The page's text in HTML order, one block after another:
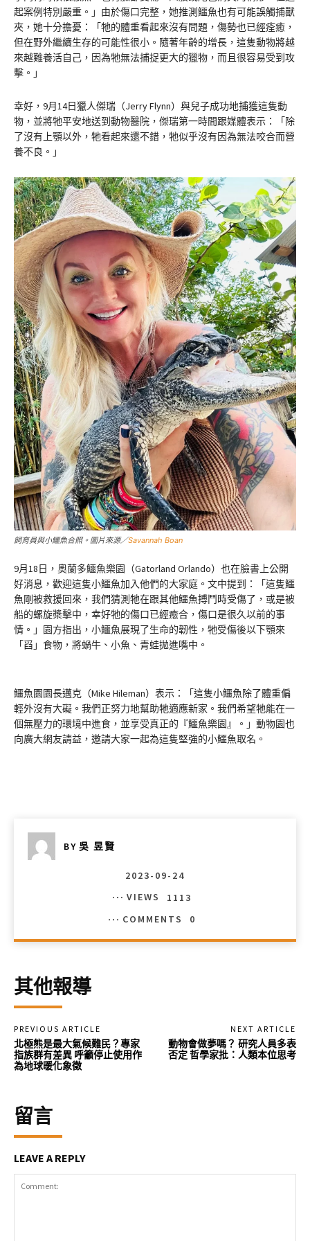
起案例特別嚴重。」由於傷口完整，她推測鱷魚也有可能誤觸捕獸
夾，她十分擔憂：「牠的體重看起來沒有問題，傷勢也已經痊癒，
但在野外繼續生存的可能性很小。隨著年齡的增長，這隻動物將越
來越難養活自己，因為牠無法捕捉更大的獵物，而且很容易受到攻
擊。」
幸好，9月14日獵人傑瑞（Jerry Flynn）與兒子成功地捕獲這隻動
物，並將牠平安地送到動物醫院，傑瑞第一時間跟媒體表示：「除
了沒有上顎以外，牠看起來還不錯，牠似乎沒有因為無法咬合而營
養不良。」
飼育員與小鱷魚合照。圖片來源／Savannah Boan
9月18日，奧蘭多鱷魚樂園（Gatorland Orlando）也在臉書上公開
好消息，歡迎這隻小鱷魚加入他們的大家庭。文中提到：「這隻鱷
魚剛被救援回來，我們猜測牠在跟其他鱷魚搏鬥時受傷了，或是被
船的螺旋槳擊中，幸好牠的傷口已經癒合，傷口是很久以前的事
情。」園方指出，小鱷魚展現了生命的韌性，牠受傷後以下顎來
「舀」食物，將蝸牛、小魚、青蛙拋進嘴中。
鱷魚園園長邁克（Mike Hileman）表示：「這隻小鱷魚除了體重偏
輕外沒有大礙。我們正努力地幫助牠適應新家。我們希望牠能在一
個無壓力的環境中進食，並享受真正的『鱷魚樂園』。」動物園也
向廣大網友請益，邀請大家一起為這隻堅強的小鱷魚取名。
BY 吳 昱賢
2023-09-24
VIEWS
1113
COMMENTS
0
其他報導
PREVIOUS ARTICLE
北極熊是最大氣候難民？專家
指族群有差異 呼籲停止使用作
為地球暖化象徵
NEXT ARTICLE
動物會做夢嗎？ 研究人員多表
否定 哲學家批：人類本位思考
留言
LEAVE A REPLY